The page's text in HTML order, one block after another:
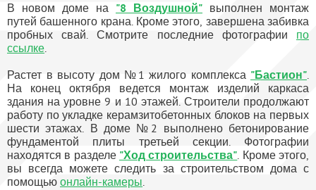
В новом доме на "8 Воздушной" выполнен монтаж
путей башенного крана. Кроме этого, завершена забивка
пробных свай. Смотрите последние фотографии по
ссылке.
Растет в высоту дом №1 жилого комплекса "Бастион".
На конец октября ведется монтаж изделий каркаса
здания на уровне 9 и 10 этажей. Строители продолжают
работу по укладке керамзитобетонных блоков на первых
шести этажах. В доме №2 выполнено бетонирование
фундаментой плиты третьей секции. Фотографии
находятся в разделе "Ход строительства". Кроме этого,
вы всегда можете следить за строительством дома с
помощью онлайн-камеры.